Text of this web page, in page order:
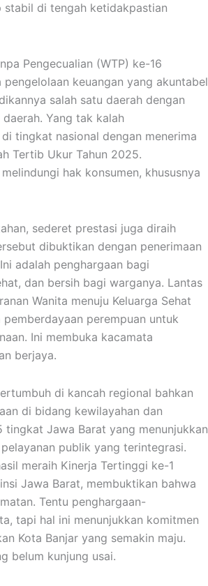
di tengah ketidakpastian
Pengecualian (WTP) ke-16
keuangan yang akuntabel
salah satu daerah dengan
Yang tak kalah
tingkat nasional dengan menerima
Tertib Ukur Tahun 2025.
hak konsumen, khususnya
sederet prestasi juga diraih
dibuktikan dengan penerimaan
adalah penghargaan bagi
dan bersih bagi warganya. Lantas
Wanita menuju Keluarga Sehat
perempuan untuk
Ini membuka kacamata
berjaya.
di kancah regional bahkan
di bidang kewilayahan dan
tingkat Jawa Barat yang menunjukkan
publik yang terintegrasi.
meraih Kinerja Tertinggi ke-1
Jawa Barat, membuktikan bahwa
Tentu penghargaan-
tapi hal ini menunjukkan komitmen
Kota Banjar yang semakin maju.
belum kunjung usai.